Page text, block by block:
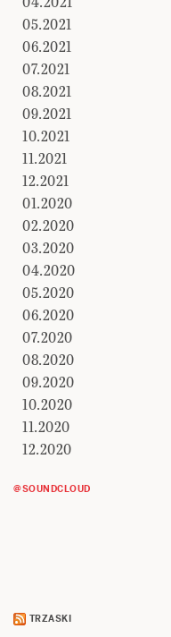
05.2021
06.2021
07.2021
08.2021
09.2021
10.2021
11.2021
12.2021
01.2020
02.2020
03.2020
04.2020
05.2020
06.2020
07.2020
08.2020
09.2020
10.2020
11.2020
12.2020
@SOUNDCLOUD
TRZASKI